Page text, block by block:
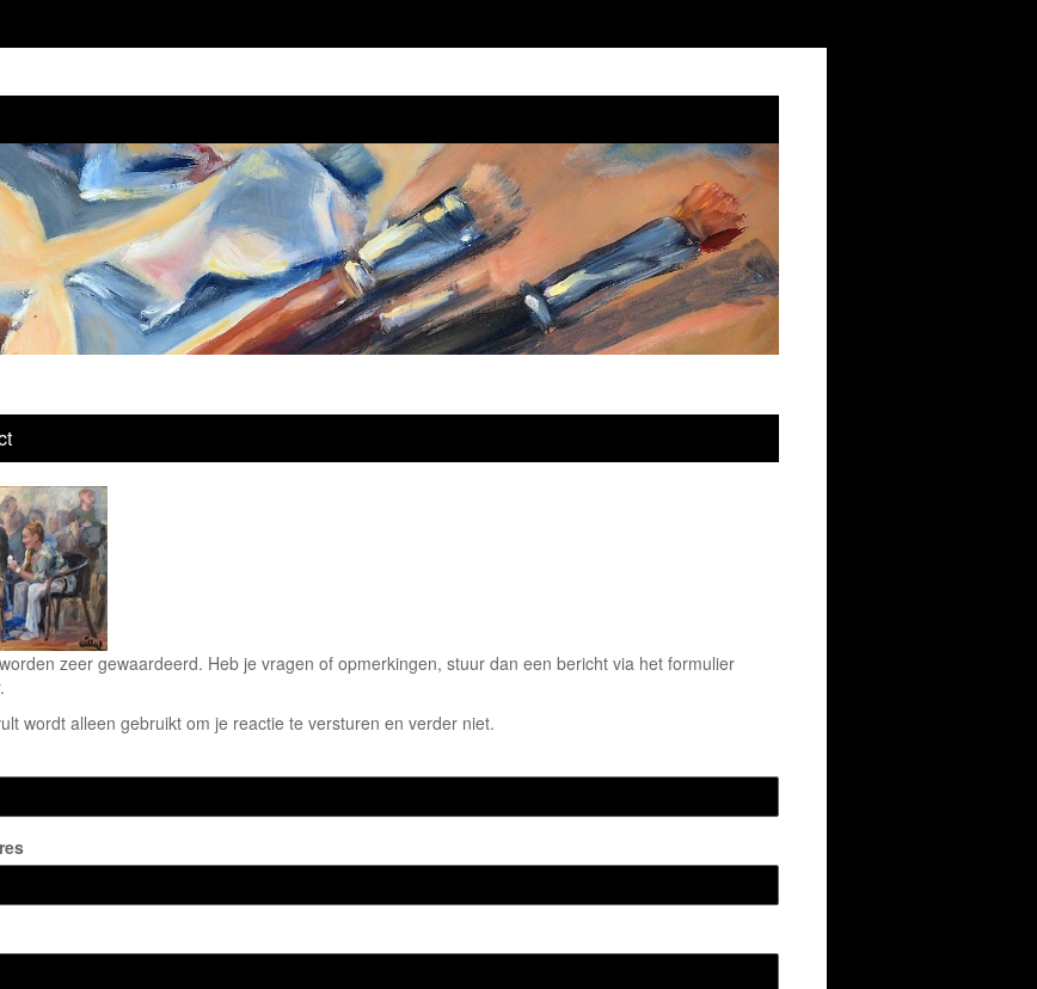
zeer gewaardeerd. Heb je vragen of opmerkingen, stuur dan een bericht via het formulier
wordt alleen gebruikt om je reactie te versturen en verder niet.